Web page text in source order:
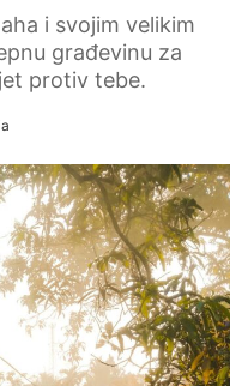
i svojim velikim
građevinu za
protiv tebe.